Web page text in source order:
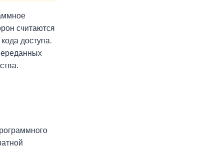
считаются
доступа.